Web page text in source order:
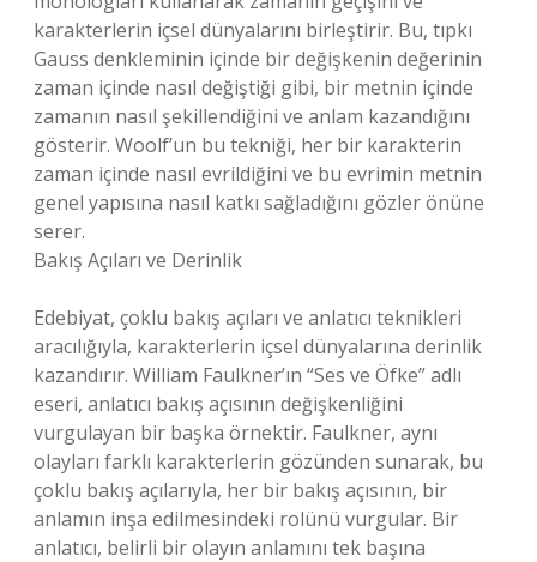
karakterlerin içsel dünyalarını birleştirir. Bu, tıpkı
Gauss denkleminin içinde bir değişkenin değerinin
zaman içinde nasıl değiştiği gibi, bir metnin içinde
zamanın nasıl şekillendiğini ve anlam kazandığını
gösterir. Woolf’un bu tekniği, her bir karakterin
zaman içinde nasıl evrildiğini ve bu evrimin metnin
genel yapısına nasıl katkı sağladığını gözler önüne
serer.
Bakış Açıları ve Derinlik
Edebiyat, çoklu bakış açıları ve anlatıcı teknikleri
aracılığıyla, karakterlerin içsel dünyalarına derinlik
kazandırır. William Faulkner’ın “Ses ve Öfke” adlı
eseri, anlatıcı bakış açısının değişkenliğini
vurgulayan bir başka örnektir. Faulkner, aynı
olayları farklı karakterlerin gözünden sunarak, bu
çoklu bakış açılarıyla, her bir bakış açısının, bir
anlamın inşa edilmesindeki rolünü vurgular. Bir
anlatıcı, belirli bir olayın anlamını tek başına